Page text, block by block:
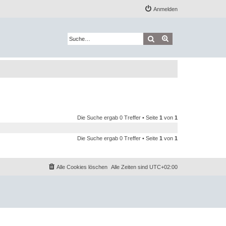
Anmelden
Suche
Die Suche ergab 0 Treffer • Seite 1 von 1
Die Suche ergab 0 Treffer • Seite 1 von 1
Alle Zeiten sind UTC+02:00
Alle Cookies löschen